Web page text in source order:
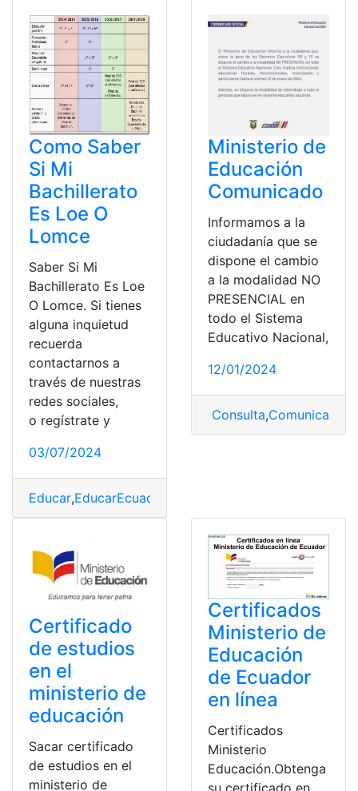
Como Saber
Si Mi
Bachillerato
Es Loe O
Lomce
Saber Si Mi
Bachillerato Es Loe
O Lomce. Si tienes
alguna inquietud
recuerda
contactarnos a
través de nuestras
redes sociales,
o regístrate y
03/07/2024
Educar,EducarEcuador
Ministerio de
Educación
Comunicado
Informamos a la
ciudadanía que se
dispone el cambio
a la modalidad NO
PRESENCIAL en
todo el Sistema
Educativo Nacional,
12/01/2024
Consulta,Comunicado
Certificado
de estudios
en el
ministerio de
educación
Sacar certificado
de estudios en el
ministerio de
Certificados
Ministerio de
Educación
de Ecuador
en línea
Certificados
Ministerio
Educación.Obtenga